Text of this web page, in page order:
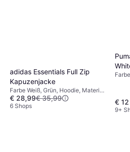
adidas Essentials Full Zip
Kapuzenjacke
Farbe Weiß, Grün, Hoodie, Material
Fleece, Baumwolle
€ 28,99€ 35,99
6 Shops € 12
9+